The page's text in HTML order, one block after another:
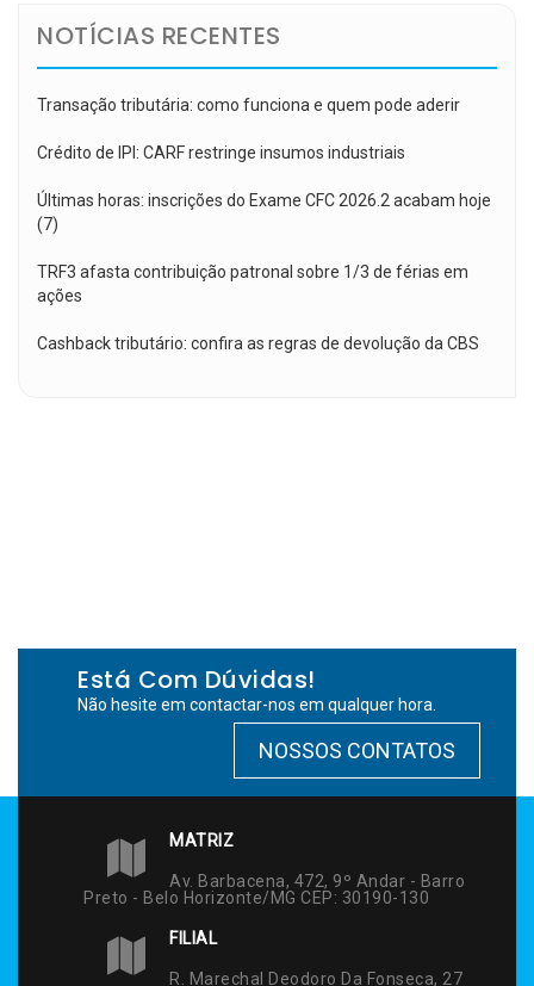
NOTÍCIAS RECENTES
Transação tributária: como funciona e quem pode aderir
Crédito de IPI: CARF restringe insumos industriais
Últimas horas: inscrições do Exame CFC 2026.2 acabam hoje
(7)
TRF3 afasta contribuição patronal sobre 1/3 de férias em
ações
Cashback tributário: confira as regras de devolução da CBS
Está Com Dúvidas!
Não hesite em contactar-nos em qualquer hora.
NOSSOS CONTATOS
MATRIZ
Av. Barbacena, 472, 9º Andar - Barro
Preto - Belo Horizonte/MG CEP: 30190-130
FILIAL
R. Marechal Deodoro Da Fonseca, 27